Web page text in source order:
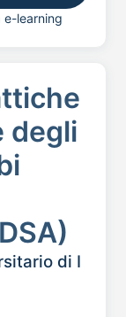
e-learning
degli
di I